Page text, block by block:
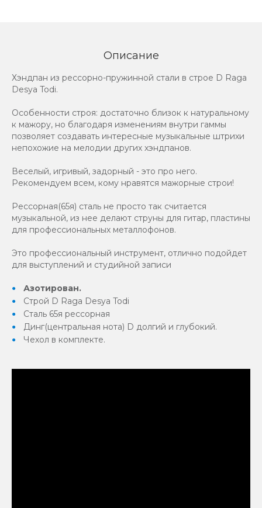
Описание
Хэндпан из рессорно-пружинной стали в строе D Raga
Desya Todi.
Особенности строя: достаточно близок к натуральному
к мажору, но благодаря изменениям внутри гаммы
позволяет создавать интересные музыкальные штрихи
непохожие на мелодии других хэндпанов.
Веселый, игривый, задорный - это про него.
Рекомендуем всем, кому нравятся мажорные строи!
Рессорная(65я) сталь не просто так считается
музыкальной, из нее делают струны для гитар, пластины
для профессиональных металлофонов.
Это профессиональный инструмент, отлично подойдет
для выступлений и студийной записи
Азотирован.
Строй D Raga Desya Todi
Сталь 65я рессорная
Динг(центральная нота) D долгий и глубокий.
Чехол в комплекте.